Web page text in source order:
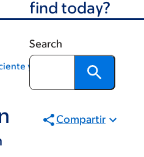
find today?
Search
y la comunidad
Compartir